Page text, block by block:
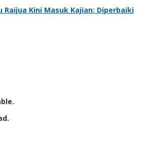
Raijua Kini Masuk Kajian: Diperbaiki